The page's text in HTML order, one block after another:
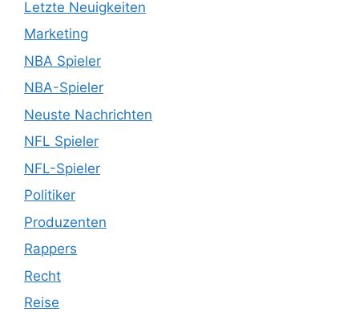
Letzte Neuigkeiten
Marketing
NBA Spieler
NBA-Spieler
Neuste Nachrichten
NFL Spieler
NFL-Spieler
Politiker
Produzenten
Rappers
Recht
Reise